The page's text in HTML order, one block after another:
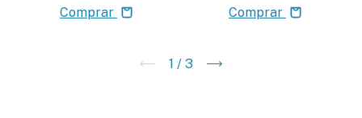
Comprar Comprar
1 / 3